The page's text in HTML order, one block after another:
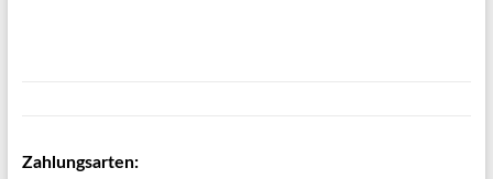
Zahlungsarten: